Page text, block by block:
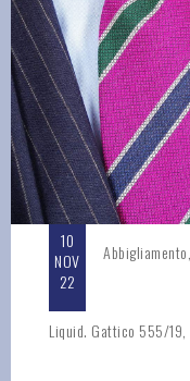
10
NOV
22
Abbigliamento
Liquid. Gattico 555/19